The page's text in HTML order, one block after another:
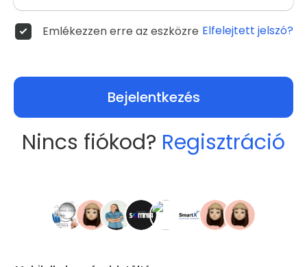
Emlékezzen erre az eszközre Elfelejtett jelszó?
Bejelentkezés
Nincs fiókod? Regisztráció